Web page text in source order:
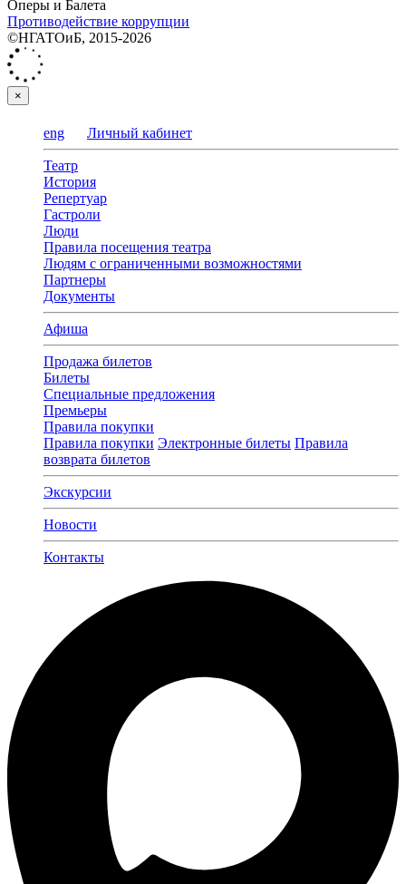
Оперы и Балета
Противодействие коррупции
©НГАТОиБ, 2015-2026
×
eng Личный кабинет
Театр
История
Репертуар
Гастроли
Люди
Правила посещения театра
Людям с ограниченными возможностями
Партнеры
Документы
Афиша
Продажа билетов
Билеты
Специальные предложения
Премьеры
Правила покупки
Правила покупки Электронные билеты Правила
возврата билетов
Экскурсии
Новости
Контакты